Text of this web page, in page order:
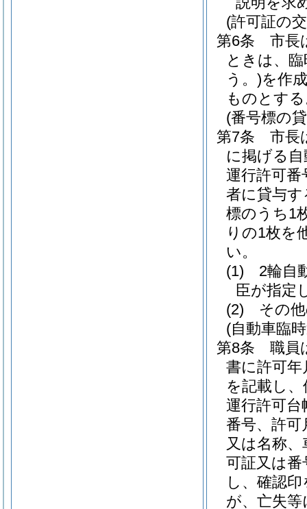
(許可証の
第6条
市長
ときは、
う。)を作
ものとす
(番号標の
第7条
市長
に掲げる
運行許可番
者に貸与
標のうち1
りの1枚を
い。
(1)
2輪自
臣が指定
(2)
その
(自動車臨
第8条
職員
書に許可年
を記載し
運行許可台
番号、許
又は名称
可証又は
し、確認
が、亡失